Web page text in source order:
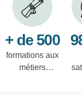
+ de 500
formations aux
métiers